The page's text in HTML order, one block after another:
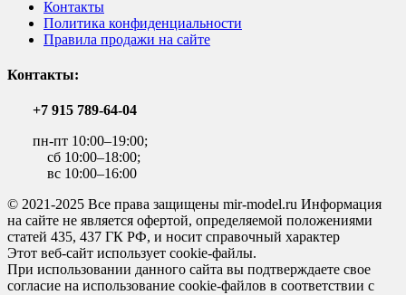
Контакты
Политика конфиденциальности
Правила продажи на сайте
Контакты:
+7 915 789-64-04
пн-пт 10:00–19:00;
сб 10:00–18:00;
вс 10:00–16:00
© 2021-2025 Все права защищены mir-model.ru Информация
на сайте не является офертой, определяемой положениями
статей 435, 437 ГК РФ, и носит справочный характер
Этот веб-сайт использует cookie-файлы.
При использовании данного сайта вы подтверждаете свое
согласие на использование cookie-файлов в соответствии с